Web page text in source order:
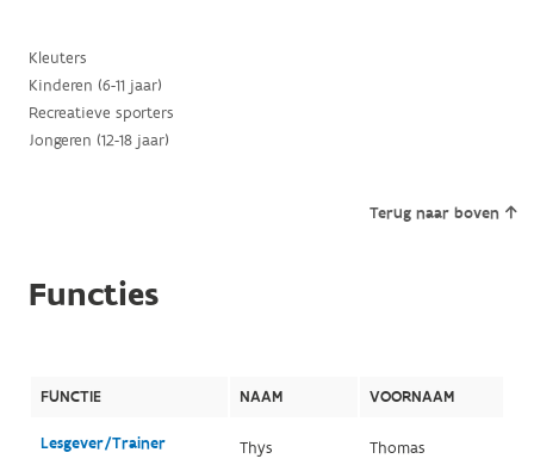
Kleuters
Kinderen (6-11 jaar)
Recreatieve sporters
Jongeren (12-18 jaar)
Terug naar boven
Functies
FUNCTIE NAAM VOORNAAM
Lesgever/Trainer Thys Thomas